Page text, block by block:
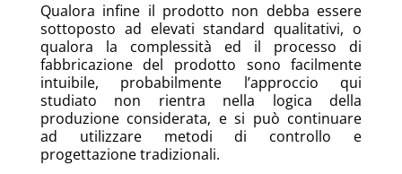
Qualora infine il prodotto non debba essere
sottoposto ad elevati standard qualitativi, o
qualora la complessità ed il processo di
fabbricazione del prodotto sono facilmente
intuibile, probabilmente l’approccio qui
studiato non rientra nella logica della
produzione considerata, e si può continuare
ad utilizzare metodi di controllo e
progettazione tradizionali.